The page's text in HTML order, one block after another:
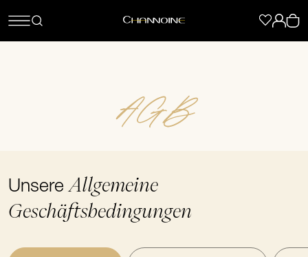
AGB
UnsereAllgemeine
Geschäftsbedingungen